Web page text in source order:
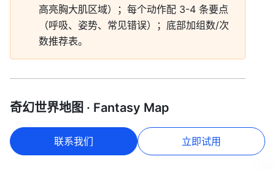
高亮胸大肌区域）；每个动作配 3-4 条要点
（呼吸、姿势、常见错误）；底部加组数/次
数推荐表。
奇幻世界地图 · Fantasy Map
主题：虚构大陆「埃尔德雷亚」（Eldreya）。
羊皮纸底色 + 手绘风山脉 + 茂密森林 + 河流湖泊 +
联系我们 立即试用